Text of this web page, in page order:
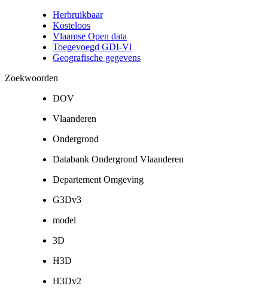
Herbruikbaar
Kosteloos
Vlaamse Open data
Toegevoegd GDI-Vl
Geografische gegevens
Zoekwoorden
DOV
Vlaanderen
Ondergrond
Databank Ondergrond Vlaanderen
Departement Omgeving
G3Dv3
model
3D
H3D
H3Dv2